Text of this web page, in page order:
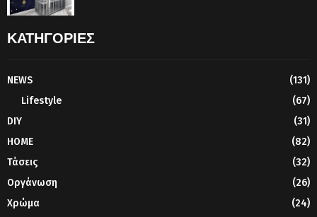
ΚΑΤΗΓΟΡΙΕΣ
NEWS
(131)
Lifestyle
(67)
DIY
(31)
HOME
(82)
Τάσεις
(32)
Οργάνωση
(26)
Χρώμα
(24)